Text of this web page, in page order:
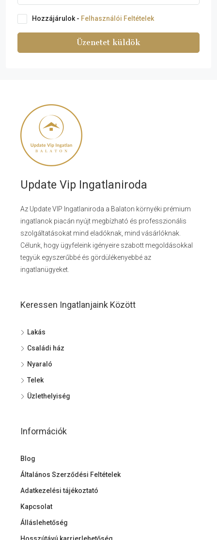
Hozzájárulok - Felhasználói Feltételek
Üzenetet küldök
Update Vip Ingatlaniroda
Az Update VIP Ingatlaniroda a Balaton környéki prémium
ingatlanok piacán nyújt megbízható és professzionális
szolgáltatásokat mind eladóknak, mind vásárlóknak.
Célunk, hogy ügyfeleink igényeire szabott megoldásokkal
tegyük egyszerűbbé és gördülékenyebbé az
ingatlanügyeket.
Keressen Ingatlanjaink Között
Lakás
Családi ház
Nyaraló
Telek
Üzlethelyiség
Információk
Blog
Általános Szerződési Feltételek
Adatkezelési tájékoztató
Kapcsolat
Álláslehetőség